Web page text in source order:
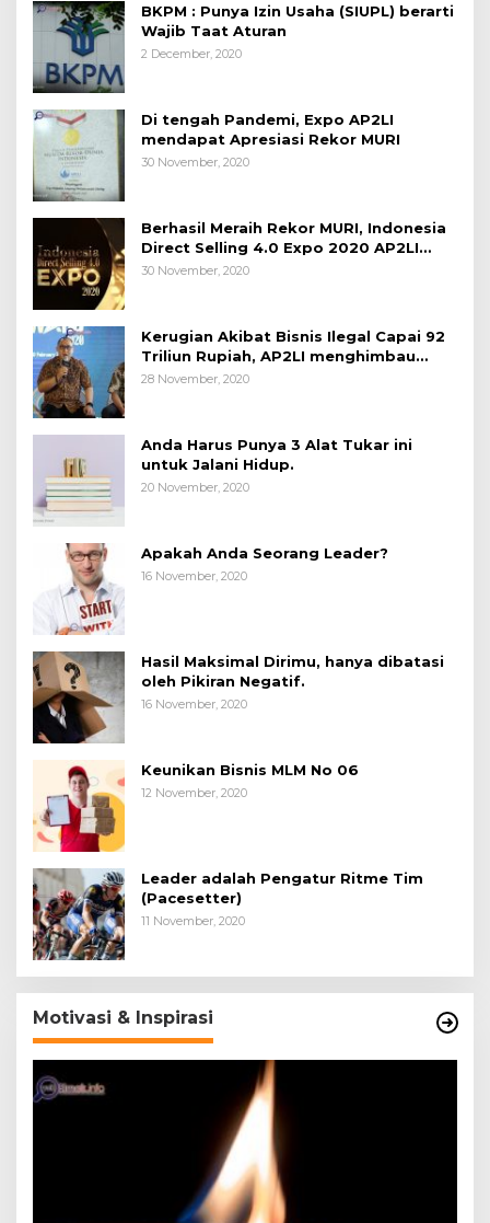
BKPM : Punya Izin Usaha (SIUPL) berarti
Wajib Taat Aturan
2 December, 2020
Di tengah Pandemi, Expo AP2LI
mendapat Apresiasi Rekor MURI
30 November, 2020
Berhasil Meraih Rekor MURI, Indonesia
Direct Selling 4.0 Expo 2020 AP2LI
berakhir sangat memuaskan
30 November, 2020
Kerugian Akibat Bisnis Ilegal Capai 92
Triliun Rupiah, AP2LI menghimbau
masyarakat Waspada.
28 November, 2020
Anda Harus Punya 3 Alat Tukar ini
untuk Jalani Hidup.
20 November, 2020
Apakah Anda Seorang Leader?
16 November, 2020
Hasil Maksimal Dirimu, hanya dibatasi
oleh Pikiran Negatif.
16 November, 2020
Keunikan Bisnis MLM No 06
12 November, 2020
Leader adalah Pengatur Ritme Tim
(Pacesetter)
11 November, 2020
Motivasi & Inspirasi